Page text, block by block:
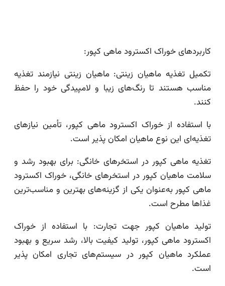
کاربردهای خوراک اکسترود ماهی کپور:
تکمیل تغذیه ماهیان زینتی: ماهیان زینتی نیازمند تغذیه
مناسب هستند تا رنگ‌های زیبا و لامپیدگی خود را حفظ
کنند.
با استفاده از خوراک اکسترود ماهی کپور، تأمین نیازهای
تغذیه‌ای این نوع ماهیان امکان پذیر است.
تغذیه ماهی کپور در استخرهای خانگی: برای بهبود رشد و
سلامت ماهیان کپور در استخرهای خانگی، خوراک اکسترود
ماهی کپور به‌عنوان یکی از گزینه‌های بهترین و مناسب‌ترین
غذاها مطرح است.
تولید ماهیان کپور جهت تجارت: با استفاده از خوراک
اکسترود ماهی کپور، تولید کیفیت بالا، رشد سریع و بهبود
عملکرد ماهیان کپور در سیستم‌های تجاری امکان پذیر
است.